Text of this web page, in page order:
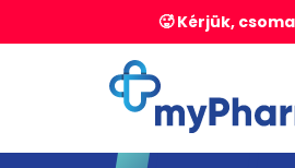
🥵 Kérjük,